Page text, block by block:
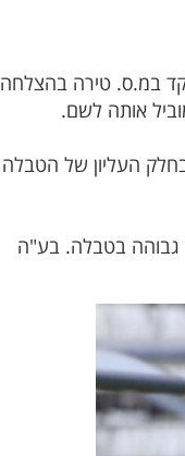
במ.ס. טירה בהצלחה
אותה לשם.
העליון של הטבלה
גבוהה בטבלה. בע"ה